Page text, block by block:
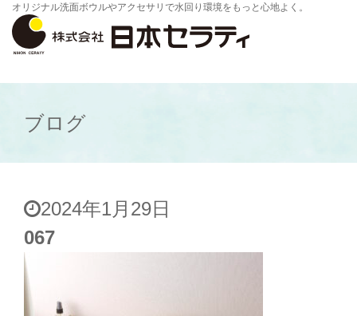
オリジナル洗面ボウルやアクセサリで水回り環境をもっと心地よく。
ブログ
2024年1月29日
067